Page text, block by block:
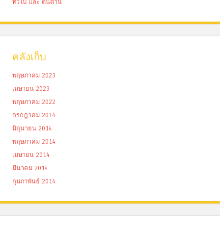
ทั่วไป และ ดินดาน
คลังเก็บ
พฤษภาคม 2023
เมษายน 2023
พฤษภาคม 2022
กรกฎาคม 2014
มิถุนายน 2014
พฤษภาคม 2014
เมษายน 2014
มีนาคม 2014
กุมภาพันธ์ 2014